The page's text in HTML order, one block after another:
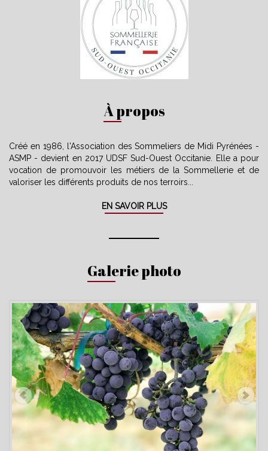
À propos
Créé en 1986, l'Association des Sommeliers de Midi Pyrénées -
ASMP - devient en 2017 UDSF Sud-Ouest Occitanie. Elle a pour
vocation de promouvoir les métiers de la Sommellerie et de
valoriser les différents produits de nos terroirs...
EN SAVOIR PLUS
Galerie photo